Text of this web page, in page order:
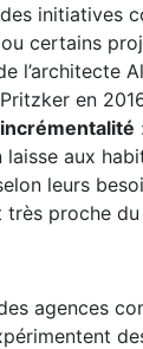
initiatives
certains
l’architecte
en
incrémentalité
aux
leurs
très proche
agences